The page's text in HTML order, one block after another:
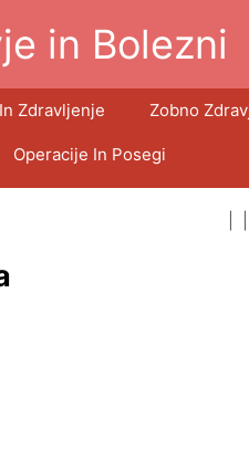
in Bolezni
Zdravljenje Zobno
Operacije In Posegi